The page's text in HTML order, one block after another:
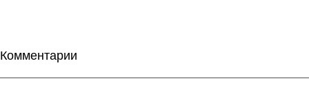
Комментарии